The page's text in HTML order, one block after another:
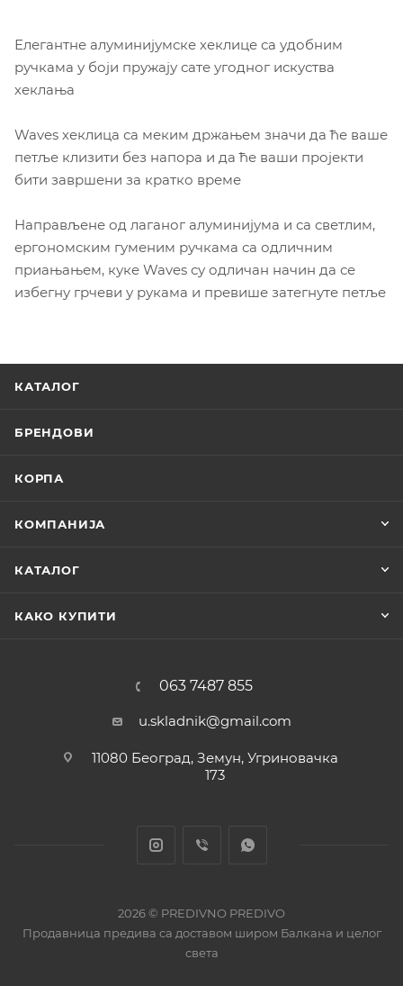
Елегантне алуминијумске хеклице са удобним
ручкама у боји пружају сате угодног искуства
хеклања
Waves хеклица са меким држањем значи да ће ваше
петље клизити без напора и да ће ваши пројекти
бити завршени за кратко време
Направљене од лаганог алуминијума и са светлим,
ергономским гуменим ручкама са одличним
приањањем, куке Waves су одличан начин да се
избегну грчеви у рукама и превише затегнуте петље
КАТАЛОГ
БРЕНДОВИ
КОРПА
КОМПАНИЈА
КАТАЛОГ
КАКО КУПИТИ
063 7487 855
u.skladnik@gmail.com
11080 Београд, Земун, Угриновачка
173
2026 © PREDIVNO PREDIVO
Продавница предива са доставом широм Балкана и целог
света